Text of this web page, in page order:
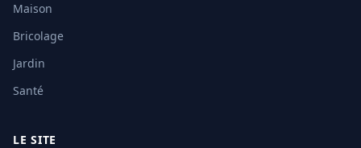
Maison
Bricolage
Jardin
Santé
LE SITE